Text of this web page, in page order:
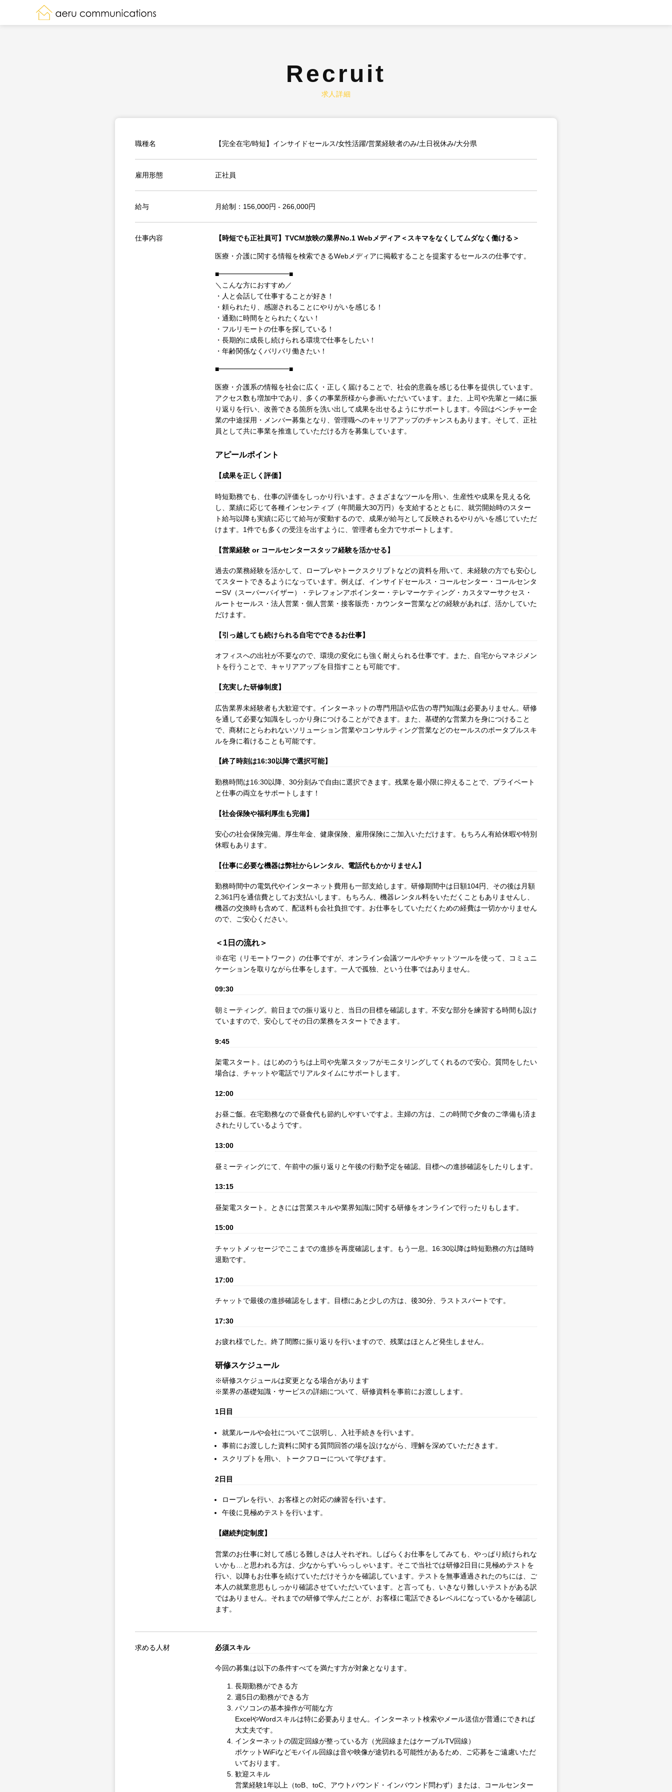
Recruit
求人詳細
職種名 【完全在宅/時短】インサイドセールス/女性活躍/営業経験者のみ/土日祝休み/大分県
雇用形態 正社員
給与 月給制：156,000円 - 266,000円
仕事内容 【時短でも正社員可】TVCM放映の業界No.1 Webメディア＜スキマをなくしてムダなく働ける＞
医療・介護に関する情報を検索できるWebメディアに掲載することを提案するセールスの仕事です。
■━━━━━━━━━━■
＼こんな方におすすめ／
・人と会話して仕事することが好き！
・頼られたり、感謝されることにやりがいを感じる！
・通勤に時間をとられたくない！
・フルリモートの仕事を探している！
・長期的に成長し続けられる環境で仕事をしたい！
・年齢関係なくバリバリ働きたい！
■━━━━━━━━━━■
医療・介護系の情報を社会に広く・正しく届けることで、社会的意義を感じる仕事を提供しています。
アクセス数も増加中であり、多くの事業所様から参画いただいています。また、上司や先輩と一緒に振
り返りを行い、改善できる箇所を洗い出して成果を出せるようにサポートします。今回はベンチャー企
業の中途採用・メンバー募集となり、管理職へのキャリアアップのチャンスもあります。そして、正社
員として共に事業を推進していただける方を募集しています。
アピールポイント
【成果を正しく評価】
時短勤務でも、仕事の評価をしっかり行います。さまざまなツールを用い、生産性や成果を見える化
し、業績に応じて各種インセンティブ（年間最大30万円）を支給するとともに、就労開始時のスター
ト給与以降も実績に応じて給与が変動するので、成果が給与として反映されるやりがいを感じていただ
けます。1件でも多くの受注を出すように、管理者も全力でサポートします。
【営業経験 or コールセンタースタッフ経験を活かせる】
過去の業務経験を活かして、ロープレやトークスクリプトなどの資料を用いて、未経験の方でも安心し
てスタートできるようになっています。例えば、インサイドセールス・コールセンター・コールセンタ
ーSV（スーパーバイザー）・テレフォンアポインター・テレマーケティング・カスタマーサクセス・
ルートセールス・法人営業・個人営業・接客販売・カウンター営業などの経験があれば、活かしていた
だけます。
【引っ越しても続けられる自宅でできるお仕事】
オフィスへの出社が不要なので、環境の変化にも強く耐えられる仕事です。また、自宅からマネジメン
トを行うことで、キャリアアップを目指すことも可能です。
【充実した研修制度】
広告業界未経験者も大歓迎です。インターネットの専門用語や広告の専門知識は必要ありません。研修
を通して必要な知識をしっかり身につけることができます。また、基礎的な営業力を身につけること
で、商材にとらわれないソリューション営業やコンサルティング営業などのセールスのポータブルスキ
ルを身に着けることも可能です。
【終了時刻は16:30以降で選択可能】
勤務時間は16:30以降、30分刻みで自由に選択できます。残業を最小限に抑えることで、プライベート
と仕事の両立をサポートします！
【社会保険や福利厚生も完備】
安心の社会保険完備。厚生年金、健康保険、雇用保険にご加入いただけます。もちろん有給休暇や特別
休暇もあります。
【仕事に必要な機器は弊社からレンタル、電話代もかかりません】
勤務時間中の電気代やインターネット費用も一部支給します。研修期間中は日額104円、その後は月額
2,361円を通信費としてお支払いします。もちろん、機器レンタル料をいただくこともありませんし、
機器の交換時も含めて、配送料も会社負担です。お仕事をしていただくための経費は一切かかりません
ので、ご安心ください。
＜1日の流れ＞
※在宅（リモートワーク）の仕事ですが、オンライン会議ツールやチャットツールを使って、コミュニ
ケーションを取りながら仕事をします。一人で孤独、という仕事ではありません。
09:30
朝ミーティング。前日までの振り返りと、当日の目標を確認します。不安な部分を練習する時間も設け
ていますので、安心してその日の業務をスタートできます。
9:45
架電スタート。はじめのうちは上司や先輩スタッフがモニタリングしてくれるので安心。質問をしたい
場合は、チャットや電話でリアルタイムにサポートします。
12:00
お昼ご飯。在宅勤務なので昼食代も節約しやすいですよ。主婦の方は、この時間で夕食のご準備も済ま
されたりしているようです。
13:00
昼ミーティングにて、午前中の振り返りと午後の行動予定を確認。目標への進捗確認をしたりします。
13:15
昼架電スタート。ときには営業スキルや業界知識に関する研修をオンラインで行ったりもします。
15:00
チャットメッセージでここまでの進捗を再度確認します。もう一息。16:30以降は時短勤務の方は随時
退勤です。
17:00
チャットで最後の進捗確認をします。目標にあと少しの方は、後30分、ラストスパートです。
17:30
お疲れ様でした。終了間際に振り返りを行いますので、残業はほとんど発生しません。
研修スケジュール
※研修スケジュールは変更となる場合があります
※業界の基礎知識・サービスの詳細について、研修資料を事前にお渡しします。
1日目
就業ルールや会社についてご説明し、入社手続きを行います。
事前にお渡しした資料に関する質問回答の場を設けながら、理解を深めていただきます。
スクリプトを用い、トークフローについて学びます。
2日目
ロープレを行い、お客様との対応の練習を行います。
午後に見極めテストを行います。
【継続判定制度】
営業のお仕事に対して感じる難しさは人それぞれ。しばらくお仕事をしてみても、やっぱり続けられな
いかも…と思われる方は、少なからずいらっしゃいます。そこで当社では研修2日目に見極めテストを
行い、以降もお仕事を続けていただけそうかを確認しています。テストを無事通過されたのちには、ご
本人の就業意思もしっかり確認させていただいています。と言っても、いきなり難しいテストがある訳
ではありません。それまでの研修で学んだことが、お客様に電話できるレベルになっているかを確認し
ます。
求める人材 必須スキル
今回の募集は以下の条件すべてを満たす方が対象となります。
長期勤務ができる方
週5日の勤務ができる方
パソコンの基本操作が可能な方
ExcelやWordスキルは特に必要ありません。インターネット検索やメール送信が普通にできれば
大丈夫です。
インターネットの固定回線が整っている方（光回線またはケーブルTV回線）
ポケットWiFiなどモバイル回線は音や映像が途切れる可能性があるため、ご応募をご遠慮いただ
いております。
歓迎スキル
営業経験1年以上（toB、toC、アウトバウンド・インバウンド問わず）または、コールセンター